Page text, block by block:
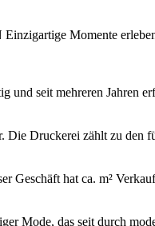
Momente erleben,
und seit mehreren Jahren
Die Druckerei zählt zu den
Geschäft hat ca. m²
Mode, das seit durch